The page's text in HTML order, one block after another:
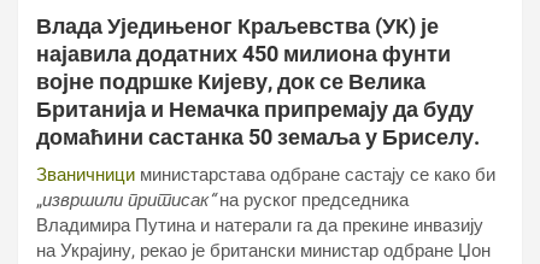
Влада Уједињеног Краљевства (УК) је
најавила додатних 450 милиона фунти
војне подршке Кијеву, док се Велика
Британија и Немачка припремају да буду
домаћини састанка 50 земаља у Бриселу.
Званичници министарстава одбране састају се како би
„извршили притисак“на руског председника
Владимира Путина и натерали га да прекине инвазију
на Украјину, рекао је британски министар одбране Џон